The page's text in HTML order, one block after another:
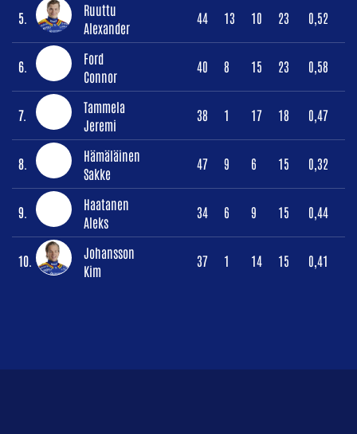
5.
Ruuttu
Alexander
44 13 10 23 0,52
6.
Ford
Connor
40 8 15 23 0,58
7.
Tammela
Jeremi
38 1 17 18 0,47
8.
Hämäläinen
Sakke
47 9 6 15 0,32
9.
Haatanen
Aleks
34 6 9 15 0,44
10.
Johansson
Kim
37 1 14 15 0,41